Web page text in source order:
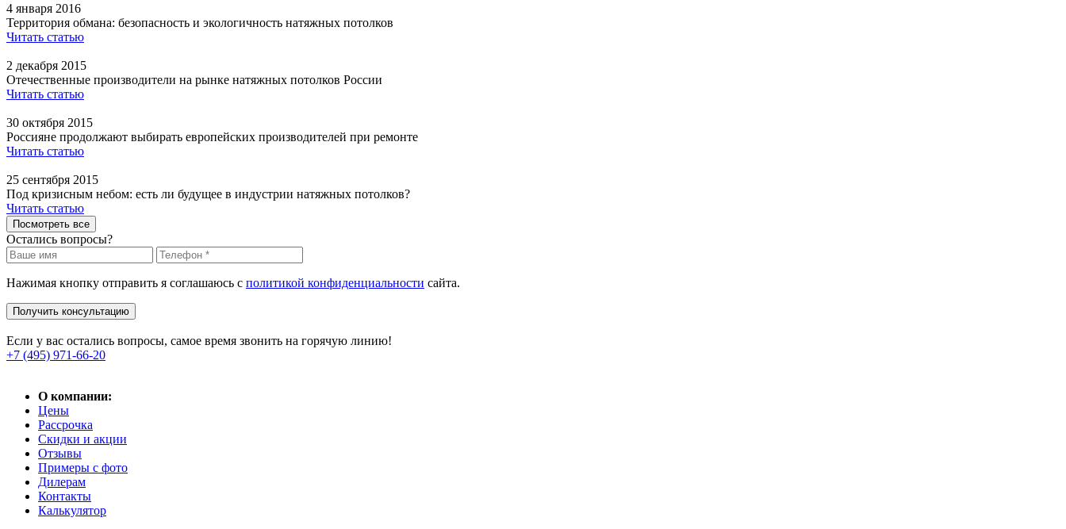
4 января 2016
Территория обмана: безопасность и экологичность натяжных потолков
Читать статью
2 декабря 2015
Отечественные производители на рынке натяжных потолков России
Читать статью
30 октября 2015
Россияне продолжают выбирать европейских производителей при ремонте
Читать статью
25 сентября 2015
Под кризисным небом: есть ли будущее в индустрии натяжных потолков?
Читать статью
Посмотреть все
Остались вопросы?
Нажимая кнопку отправить я соглашаюсь с политикой конфиденциальности сайта.
Получить консультацию
Если у вас остались вопросы, самое время звонить на горячую линию!
+7 (495) 971-66-20
О компании:
Цены
Рассрочка
Скидки и акции
Отзывы
Примеры с фото
Дилерам
Контакты
Калькулятор